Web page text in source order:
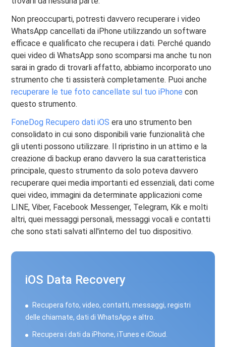
Non preoccuparti, potresti davvero recuperare i video
WhatsApp cancellati da iPhone utilizzando un software
efficace e qualificato che recupera i dati. Perché quando
quei video di WhatsApp sono scomparsi ma anche tu non
sarai in grado di trovarli affatto, abbiamo incorporato uno
strumento che ti assisterà completamente. Puoi anche
recuperare le tue foto cancellate sul tuo iPhone con
questo strumento.
FoneDog Recupero dati iOS era uno strumento ben
consolidato in cui sono disponibili varie funzionalità che
gli utenti possono utilizzare. Il ripristino in un attimo e la
creazione di backup erano davvero la sua caratteristica
principale, questo strumento da solo poteva davvero
recuperare quei media importanti ed essenziali, dati come
quei video, immagini da determinate applicazioni come
LINE, Viber, Facebook Messenger, Telegram, Kik e molti
altri, quei messaggi personali, messaggi vocali e contatti
che sono stati salvati all'interno del tuo dispositivo.
iOS Data Recovery
Recupera foto, video, contatti, messaggi, registri
delle chiamate, dati di WhatsApp e altro.
Recupera i dati da iPhone, iTunes e iCloud.